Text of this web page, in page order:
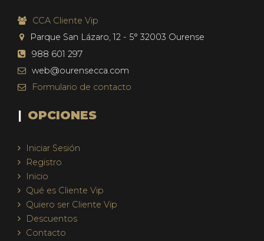
CCA Cliente Vip
Parque San Lázaro, 12 - 5° 32003 Ourense
988 601 297
web@ourensecca.com
Formulario de contacto
OPCIONES
Iniciar Sesión
Registro
Inicio
Qué es Cliente Vip
Quiero ser Cliente Vip
Descuentos
Contacto